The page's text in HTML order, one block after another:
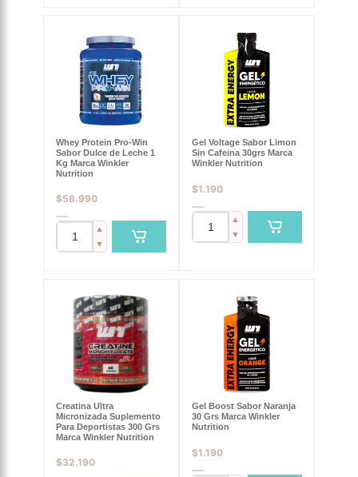
Whey Protein Pro-Win
Sabor Dulce de Leche 1
Kg Marca Winkler
Nutrition
$58.990
▲
▼
Gel Voltage Sabor Limon
Sin Cafeina 30grs Marca
Winkler Nutrition
$1.190
▲
▼
Creatina Ultra
Micronizada Suplemento
Para Deportistas 300 Grs
Marca Winkler Nutrition
$32.190
Gel Boost Sabor Naranja
30 Grs Marca Winkler
Nutrition
$1.190